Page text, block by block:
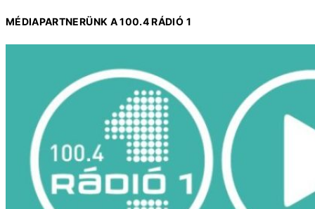
MÉDIAPARTNERÜNK A 100.4 RÁDIÓ 1